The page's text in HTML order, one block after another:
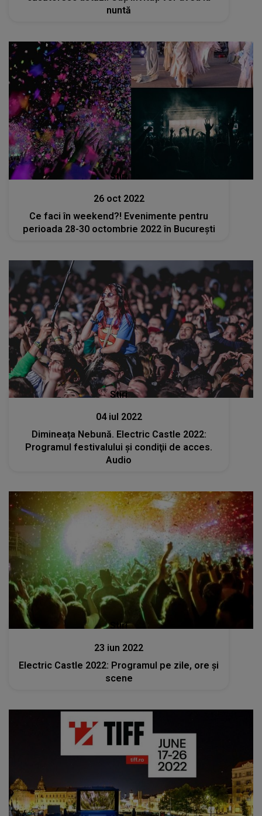
nuntă
Stiri
26 oct 2022
Ce faci în weekend?! Evenimente pentru
perioada 28-30 octombrie 2022 în București
Stiri
04 iul 2022
Dimineața Nebună. Electric Castle 2022:
Programul festivalului şi condiţii de acces.
Audio
Stiri
23 iun 2022
Electric Castle 2022: Programul pe zile, ore și
scene